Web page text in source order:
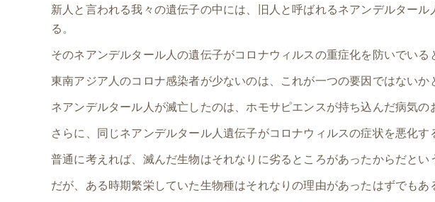
新人と言われる我々の遺伝子の中には、旧人と呼ばれるネアンデルター
る。
そのネアンデルタール人の遺伝子がコロナウィルスの重症化を防いでいる
東南アジア人のコロナ感染者が少ないのは、これが一つの要因ではないか
ネアンデルタール人が滅亡したのは、ホモサピエンスが持ち込んだ病気の
さらに、同じネアンデルタール人遺伝子がコロナウィルスの症状を悪化す
普通に考えれば、滅んだ生物はそれなりに劣るところがあったからだとい
だが、ある時期繁栄していた生物種はそれなりの理由があったはずでもあ